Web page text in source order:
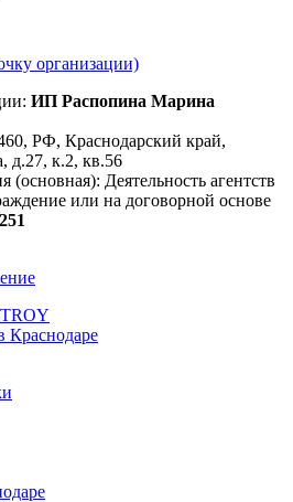
организации)
ИП Распопина Марина
РФ, Краснодарский край,
д.27, к.2, кв.56
(основная): Деятельность агентств
или на договорной основе
Краснодаре